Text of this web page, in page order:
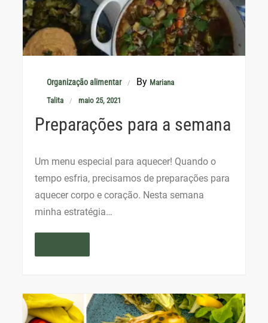
Organização alimentar By Mariana
Talita
maio 25, 2021
Preparações para a semana
Um menu especial para aquecer! Quando o
tempo esfria, precisamos de preparações para
aquecer corpo e coração. Nesta semana
minha estratégia…